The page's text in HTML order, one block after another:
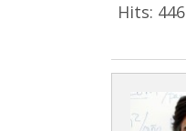
Hits: 446